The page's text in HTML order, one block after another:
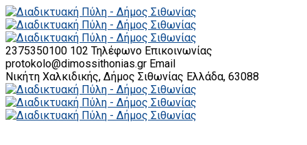
2375350100 102 Τηλέφωνο Επικοινωνίας
protokolo@dimossithonias.gr Email
Νικήτη Χαλκιδικής, Δήμος Σιθωνίας Ελλάδα, 63088